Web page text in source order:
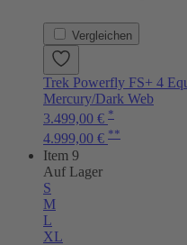
Vergleichen
Trek Powerfly FS+ 4
Mercury/Dark Web
3.499,00 € *
4.999,00 € **
Item 9
Auf Lager
S
M
L
XL